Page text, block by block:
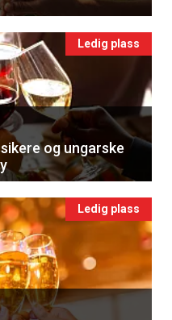
Ledig plass
og ungarske
Ledig plass